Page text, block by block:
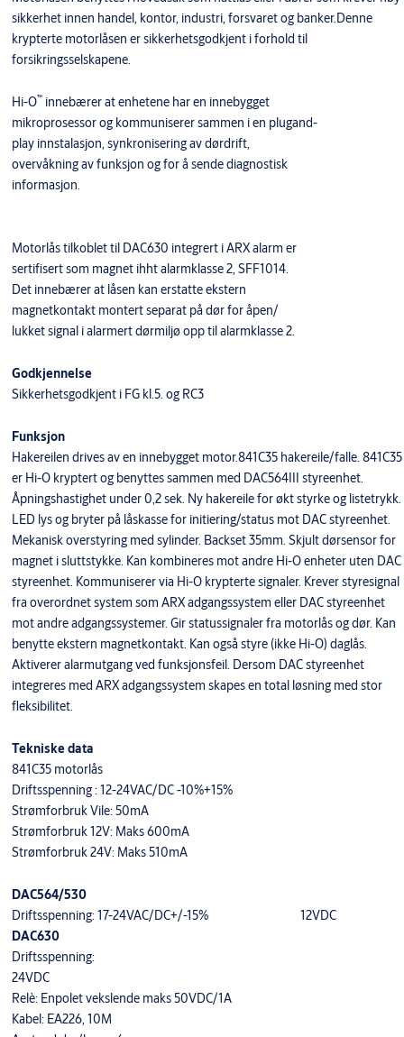
sikkerhet innen handel, kontor, industri, forsvaret og banker.Denne
krypterte motorlåsen er sikkerhetsgodkjent i forhold til
forsikringsselskapene.
Hi-O™innebærer at enhetene har en innebygget
mikroprosessor og kommuniserer sammen i en plugand-
play innstalasjon, synkronisering av dørdrift,
overvåkning av funksjon og for å sende diagnostisk
informasjon.
Motorlås tilkoblet til DAC630 integrert i ARX alarm er
sertifisert som magnet ihht alarmklasse 2, SFF1014.
Det innebærer at låsen kan erstatte ekstern
magnetkontakt montert separat på dør for åpen/
lukket signal i alarmert dørmiljø opp til alarmklasse 2.
Godkjennelse
Sikkerhetsgodkjent i FG kl.5. og RC3
Funksjon
Hakereilen drives av en innebygget motor.841C35 hakereile/falle. 841C35
er Hi-O kryptert og benyttes sammen med DAC564III styreenhet.
Åpningshastighet under 0,2 sek. Ny hakereile for økt styrke og listetrykk.
LED lys og bryter på låskasse for initiering/status mot DAC styreenhet.
Mekanisk overstyring med sylinder. Backset 35mm. Skjult dørsensor for
magnet i sluttstykke. Kan kombineres mot andre Hi-O enheter uten DAC
styreenhet. Kommuniserer via Hi-O krypterte signaler. Krever styresignal
fra overordnet system som ARX adgangssystem eller DAC styreenhet
mot andre adgangssystemer. Gir statussignaler fra motorlås og dør. Kan
benytte ekstern magnetkontakt. Kan også styre (ikke Hi-O) daglås.
Aktiverer alarmutgang ved funksjonsfeil. Dersom DAC styreenhet
integreres med ARX adgangssystem skapes en total løsning med stor
fleksibilitet.
Tekniske data
841C35 motorlås
Driftsspenning : 12-24VAC/DC -10%+15%
Strømforbruk Vile: 50mA
Strømforbruk 12V: Maks 600mA
Strømforbruk 24V: Maks 510mA
DAC564/530
Driftsspenning: 17-24VAC/DC+/-15% 12VDC
DAC630
Driftsspenning:
24VDC
Relè: Enpolet vekslende maks 50VDC/1A
Kabel: EA226, 10M